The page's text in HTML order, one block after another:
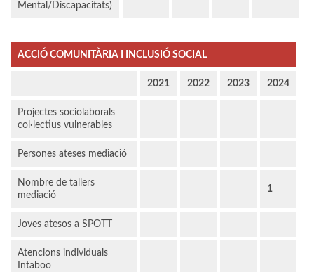
Mental/Discapacitats)
ACCIÓ COMUNITÀRIA I INCLUSIÓ SOCIAL
2021 2022 2023 2024
Projectes sociolaborals
col·lectius vulnerables
Persones ateses mediació
Nombre de tallers
mediació
1
Joves atesos a SPOTT
Atencions individuals
Intaboo